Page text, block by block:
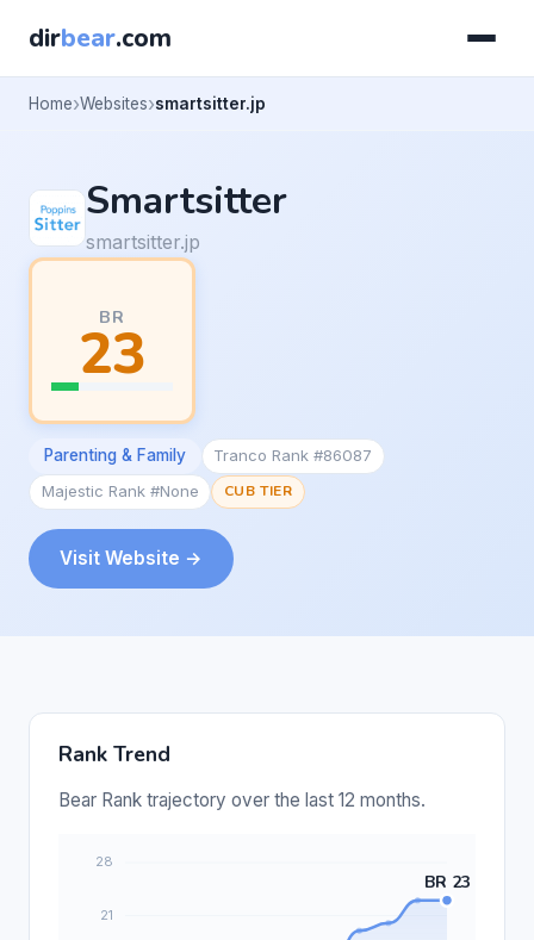
dirbear.com
Home Websites smartsitter.jp
Smartsitter
smartsitter.jp
BR
23
Parenting & Family
Tranco Rank #86087
Majestic Rank #None
CUB TIER
Visit Website →
Rank Trend
Bear Rank trajectory over the last 12 months.